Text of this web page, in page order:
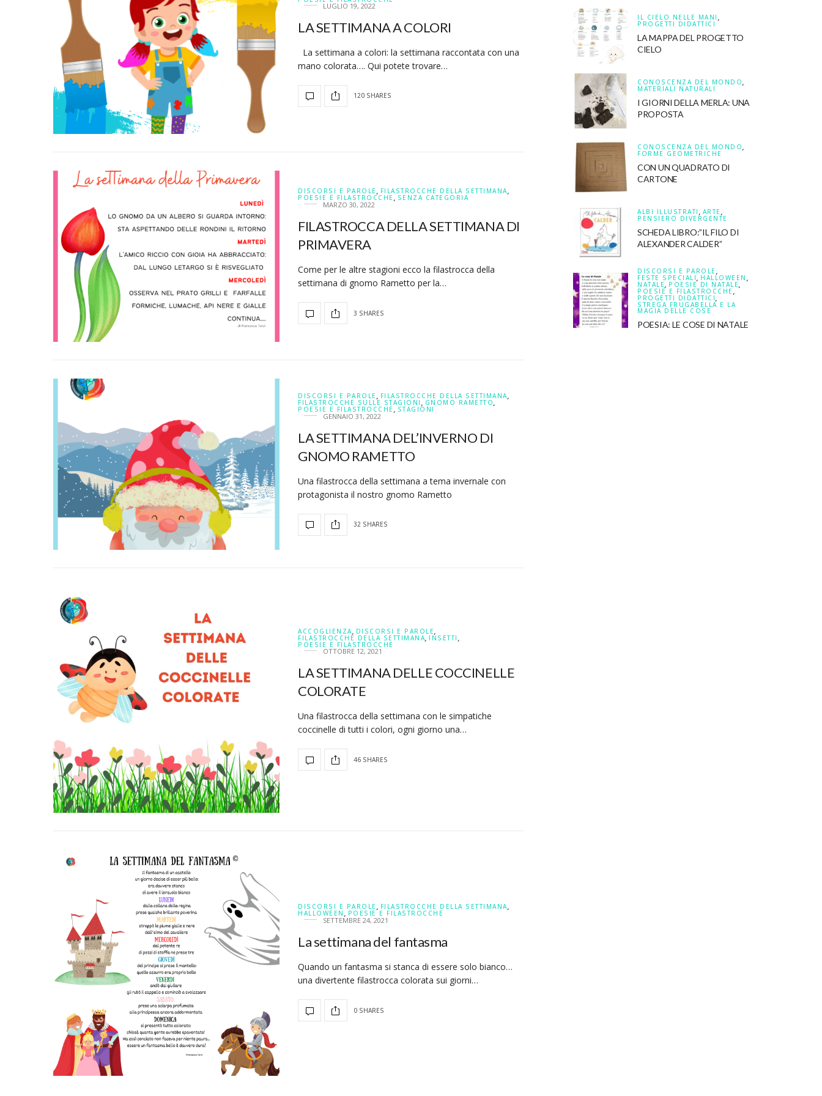
LUGLIO 19, 2022
LA SETTIMANA A COLORI
La settimana a colori: la settimana raccontata con una
mano colorata…. Qui potete trovare…
120 SHARES
DISCORSI E PAROLE , FILASTROCCHE DELLA SETTIMANA,
POESIE E FILASTROCCHE , SENZA CATEGORIA
MARZO 30, 2022
FILASTROCCA DELLA SETTIMANA DI
PRIMAVERA
Come per le altre stagioni ecco la filastrocca della
settimana di gnomo Rametto per la…
3 SHARES
DISCORSI E PAROLE , FILASTROCCHE DELLA SETTIMANA,
FILASTROCCHE SULLE STAGIONI , GNOMO RAMETTO,
POESIE E FILASTROCCHE , STAGIONI
GENNAIO 31, 2022
LA SETTIMANA DEL’INVERNO DI
GNOMO RAMETTO
Una filastrocca della settimana a tema invernale con
protagonista il nostro gnomo Rametto
32 SHARES
ACCOGLIENZA, DISCORSI E PAROLE,
FILASTROCCHE DELLA SETTIMANA, INSETTI ,
POESIE E FILASTROCCHE
OTTOBRE 12, 2021
LA SETTIMANA DELLE COCCINELLE
COLORATE
Una filastrocca della settimana con le simpatiche
coccinelle di tutti i colori, ogni giorno una…
46 SHARES
DISCORSI E PAROLE , FILASTROCCHE DELLA SETTIMANA,
HALLOWEEN , POESIE E FILASTROCCHE
SETTEMBRE 24, 2021
La settimana del fantasma
Quando un fantasma si stanca di essere solo bianco…
una divertente filastrocca colorata sui giorni…
0 SHARES
IL CIELO NELLE MANI ,
PROGETTI DIDATTICI
LA MAPPA DEL PROGETTO
CIELO
CONOSCENZA DEL MONDO,
MATERIALI NATURALI
I GIORNI DELLA MERLA: UNA
PROPOSTA
CONOSCENZA DEL MONDO,
FORME GEOMETRICHE
CON UN QUADRATO DI
CARTONE
ALBI ILLUSTRATI , ARTE ,
PENSIERO DIVERGENTE
SCHEDA LIBRO:”IL FILO DI
ALEXANDER CALDER”
DISCORSI E PAROLE ,
FESTE SPECIALI, HALLOWEEN ,
NATALE, POESIE DI NATALE,
POESIE E FILASTROCCHE ,
PROGETTI DIDATTICI,
STREGA FRUGABELLA E LA
MAGIA DELLE COSE
POESIA: LE COSE DI NATALE